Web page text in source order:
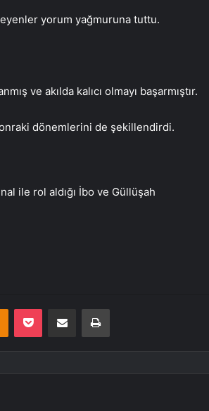
yorum yağmuruna tuttu.
ve akılda kalıcı olmayı başarmıştır.
dönemlerini de şekillendirdi.
ile rol aldığı İbo ve Güllüşah
Odnoklassniki
Pocket E-Posta ile paylaş Yazdır